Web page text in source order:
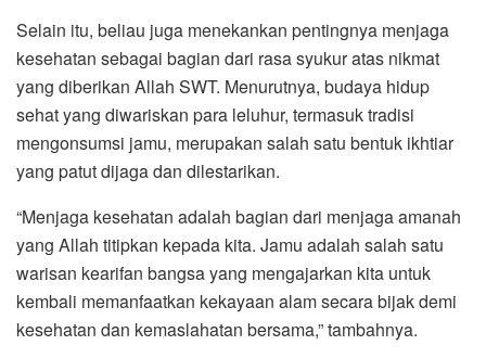
Selain itu, beliau juga menekankan pentingnya menjaga
kesehatan sebagai bagian dari rasa syukur atas nikmat
yang diberikan Allah SWT. Menurutnya, budaya hidup
sehat yang diwariskan para leluhur, termasuk tradisi
mengonsumsi jamu, merupakan salah satu bentuk ikhtiar
yang patut dijaga dan dilestarikan.
“Menjaga kesehatan adalah bagian dari menjaga amanah
yang Allah titipkan kepada kita. Jamu adalah salah satu
warisan kearifan bangsa yang mengajarkan kita untuk
kembali memanfaatkan kekayaan alam secara bijak demi
kesehatan dan kemaslahatan bersama,” tambahnya.